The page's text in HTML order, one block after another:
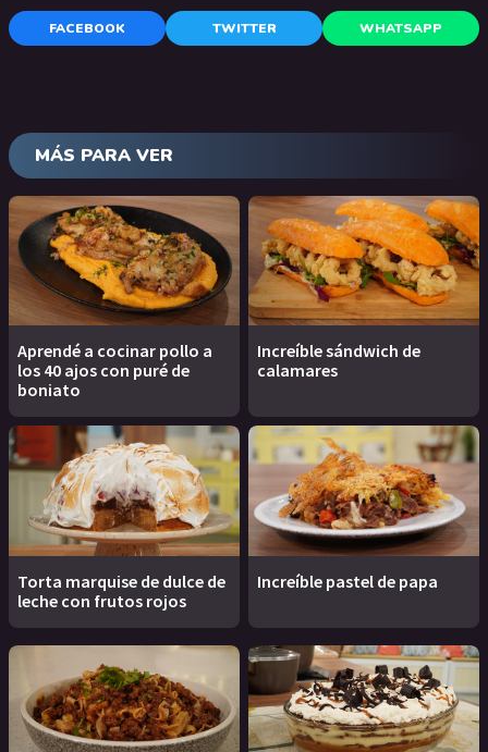
FACEBOOK TWITTER WHATSAPP
MÁS PARA VER
Aprendé a cocinar pollo a
los 40 ajos con puré de
boniato
Increíble sándwich de
calamares
Torta marquise de dulce de
leche con frutos rojos
Increíble pastel de papa